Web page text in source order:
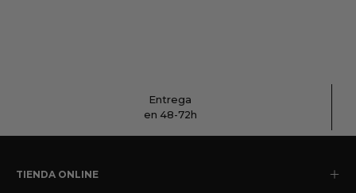
Entrega
en 48-72h
TIENDA ONLINE